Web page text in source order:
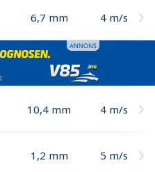
6,7 mm 4 m/s
10,4 mm 4 m/s
1,2 mm 5 m/s